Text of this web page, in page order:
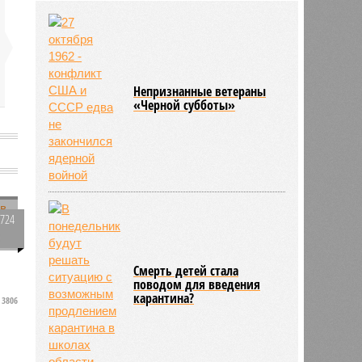
3806
войск
31/07
на саратовских железных дорогах
уменьшилось
31/07
Коммунальщики Саратова
сезону 80% котельных
Непризнанные ветераны
«Черной субботы»
Смерть детей стала
поводом для введения
карантина?